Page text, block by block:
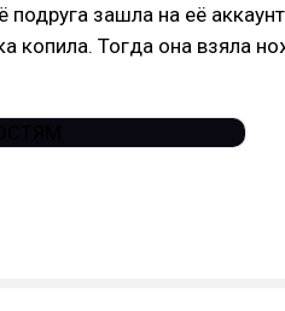
зашла на её
копила. Тогда она взяла